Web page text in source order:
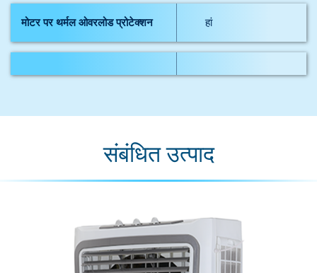
मोटर पर थर्मल ओवरलोड प्रोटेक्शन हां
संबंधित उत्पाद